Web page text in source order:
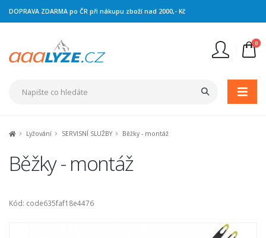
DOPRAVA ZDARMA po ČR při nákupu zboží nad 2000,- Kč
0
Lyžování SERVISNÍ SLUŽBY Běžky - montáž
Běžky - montáž
Kód: code635faf18e4476